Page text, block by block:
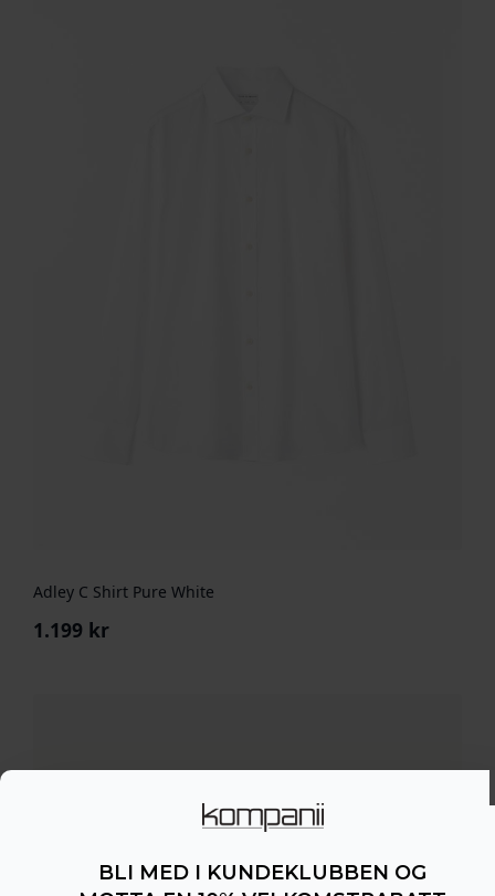
Adley C Shirt Pure White
1.199 kr
BLI MED I KUNDEKLUBBEN OG